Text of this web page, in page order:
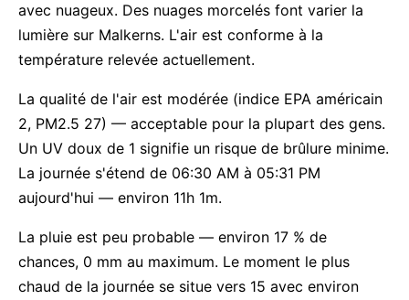
avec nuageux. Des nuages morcelés font varier la
lumière sur Malkerns. L'air est conforme à la
température relevée actuellement.
La qualité de l'air est modérée (indice EPA américain
2, PM2.5 27) — acceptable pour la plupart des gens.
Un UV doux de 1 signifie un risque de brûlure minime.
La journée s'étend de 06:30 AM à 05:31 PM
aujourd'hui — environ 11h 1m.
La pluie est peu probable — environ 17 % de
chances, 0 mm au maximum. Le moment le plus
chaud de la journée se situe vers 15 avec environ